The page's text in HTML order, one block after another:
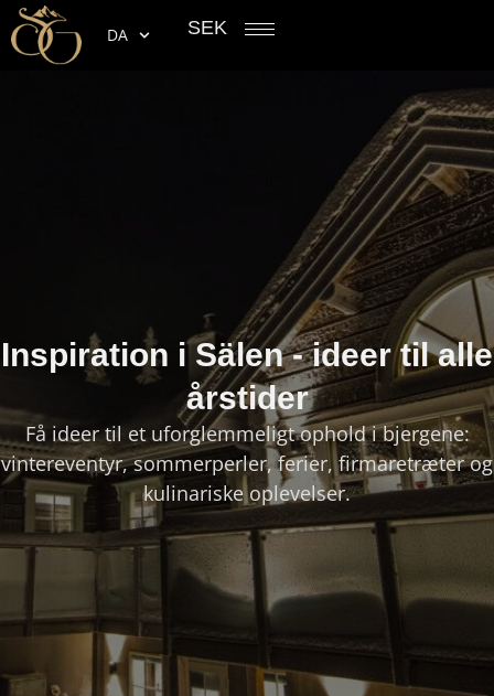
DA SEK
Inspiration i Sälen - ideer til alle
årstider
Få ideer til et uforglemmeligt ophold i bjergene:
vintereventyr, sommerperler, ferier, firmaretræter og
kulinariske oplevelser.